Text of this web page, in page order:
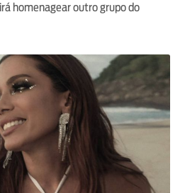
homenagear outro grupo do